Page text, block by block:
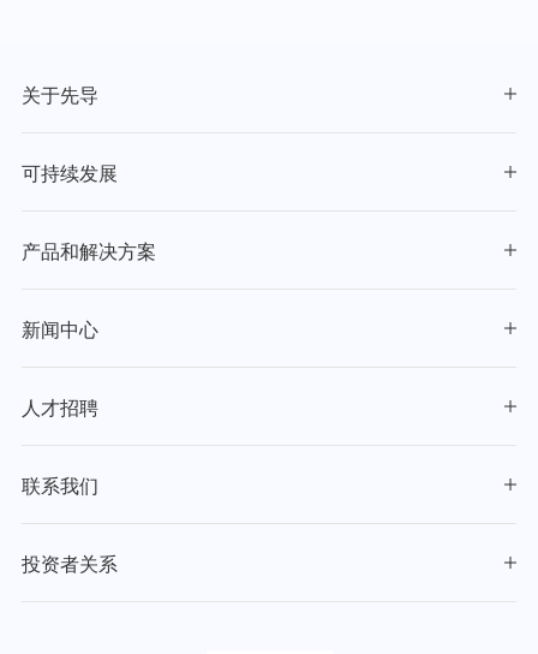
关于先导
可持续发展
产品和解决方案
新闻中心
人才招聘
联系我们
投资者关系